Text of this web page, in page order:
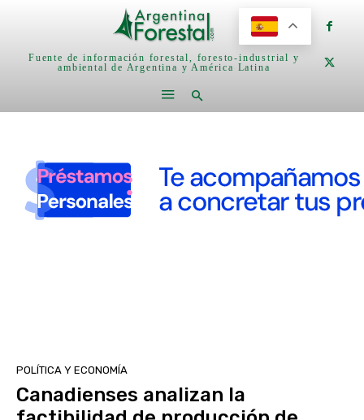
Fuente de información forestal, foresto-industrial y
ambiental de Argentina y América Latina
POLÍTICA Y ECONOMÍA
Canadienses analizan la